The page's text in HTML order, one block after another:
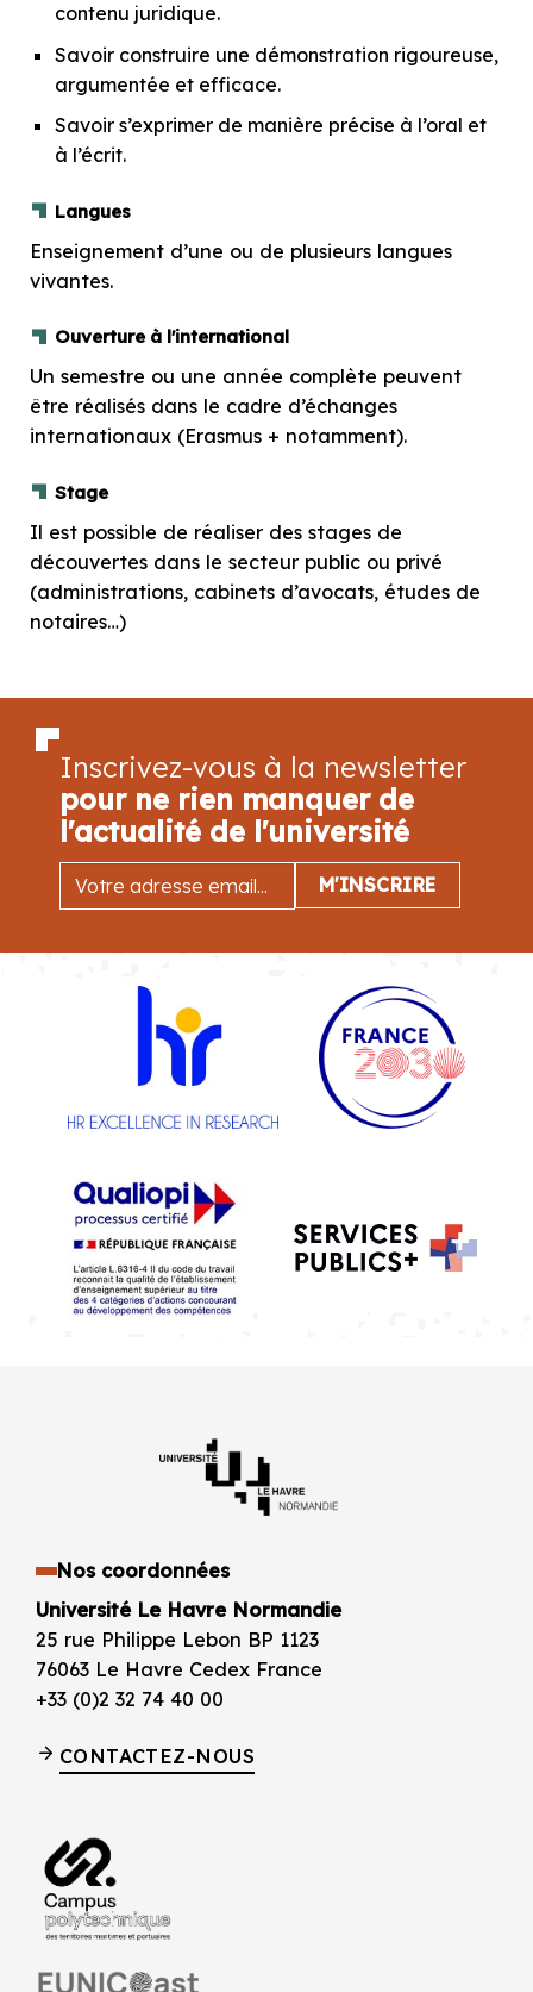
contenu juridique.
Savoir construire une démonstration rigoureuse,
argumentée et efficace.
Savoir s’exprimer de manière précise à l’oral et
à l’écrit.
Langues
Enseignement d’une ou de plusieurs langues
vivantes.
Ouverture à l'international
Un semestre ou une année complète peuvent
être réalisés dans le cadre d’échanges
internationaux (Erasmus + notamment).
Stage
Il est possible de réaliser des stages de
découvertes dans le secteur public ou privé
(administrations, cabinets d’avocats, études de
notaires…)
Inscrivez-vous à la newsletter
pour ne rien manquer de
l'actualité de l'université
Nos coordonnées
Université Le Havre Normandie
25 rue Philippe Lebon BP 1123
76063 Le Havre Cedex France
+33 (0)2 32 74 40 00
CONTACTEZ-NOUS